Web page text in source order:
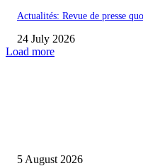
Actualités: Revue de presse
24 July 2026
Load more
5 August 2026